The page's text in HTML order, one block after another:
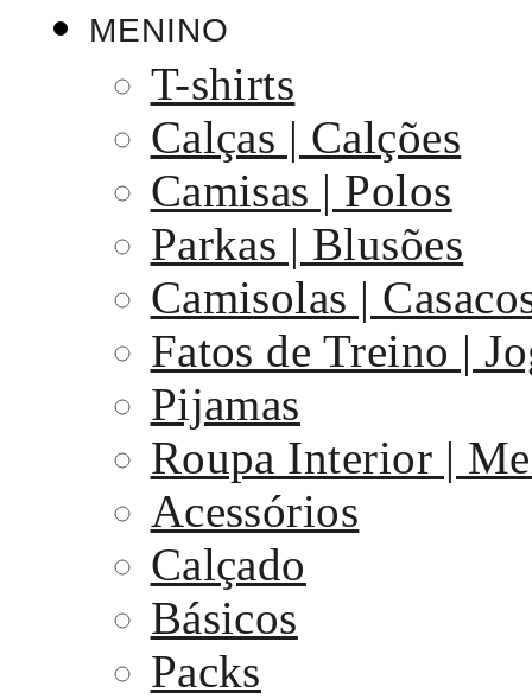
MENINO
T-shirts
Calças | Calções
Camisas | Polos
Parkas | Blusões
Camisolas |
Fatos de Treino |
Pijamas
Roupa Interior |
Acessórios
Calçado
Básicos
Packs